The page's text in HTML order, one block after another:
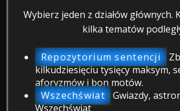
Wybierz jeden z działów głównych.
kilka tematów
Repozytorium sentencji
kilkudziesięciu tysięcy maksym,
aforyzmów i bon motów.
Wszechświat Gwiazdy,
Wszechświat